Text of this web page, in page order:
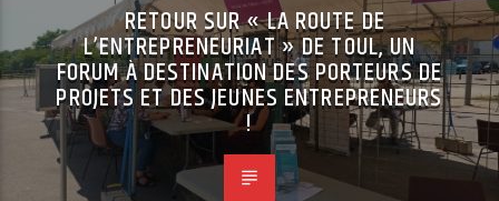
RETOUR SUR « LA ROUTE DE
L’ENTREPRENEURIAT » DE TOUL, UN
FORUM À DESTINATION DES PORTEURS DE
PROJETS ET DES JEUNES ENTREPRENEURS
!